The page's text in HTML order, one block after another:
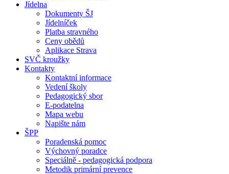
Jídelna
Dokumenty ŠJ
Jídelníček
Platba stravného
Ceny obědů
Aplikace Strava
SVČ kroužky
Kontakty
Kontaktní informace
Vedení školy
Pedagogický sbor
E-podatelna
Mapa webu
Napište nám
ŠPP
Poradenská pomoc
Výchovný poradce
Speciálně - pedagogická podpora
Metodik primární prevence